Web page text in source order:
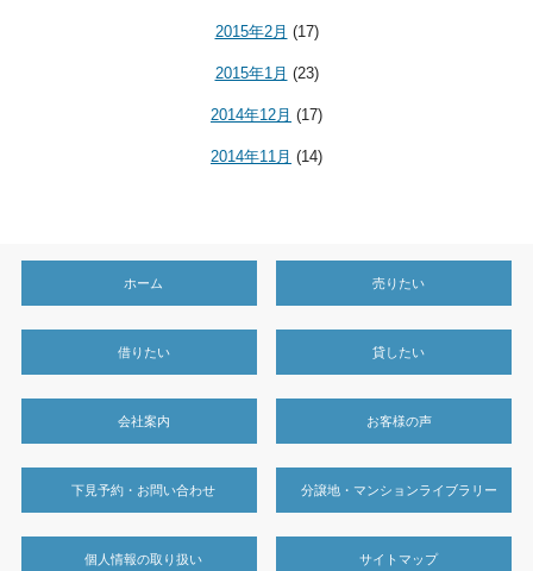
2015年2月 (17)
2015年1月 (23)
2014年12月 (17)
2014年11月 (14)
ホーム 売りたい
借りたい 貸したい
会社案内 お客様の声
下見予約・お問い合わせ 分譲地・マンションライブラリー
個人情報の取り扱い サイトマップ